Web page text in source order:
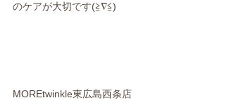
のケアが大切です(≧∇≦)
MOREtwinkle東広島西条店